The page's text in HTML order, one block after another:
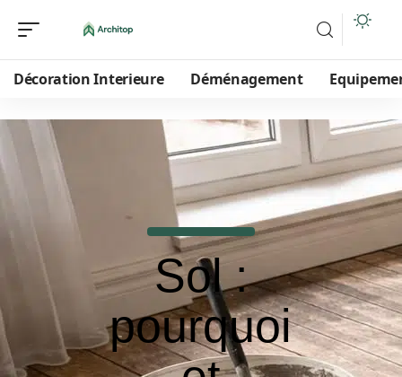
Décoration Interieure Déménagement
Sol :
pourquoi